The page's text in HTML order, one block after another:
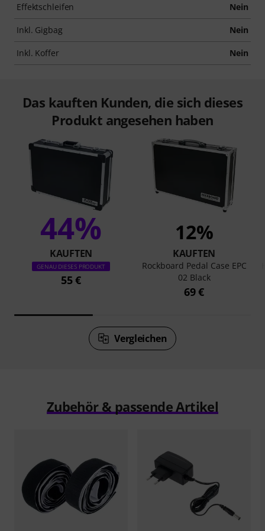
Effektschleifen Nein
Inkl. Gigbag Nein
Inkl. Koffer Nein
Das kauften Kunden, die sich dieses
Produkt angesehen haben
44%
KAUFTEN
GENAU DIESES PRODUKT
55 €
12%
KAUFTEN
Rockboard Pedal Case EPC
02 Black
69 €
Vergleichen
Zubehör & passende Artikel